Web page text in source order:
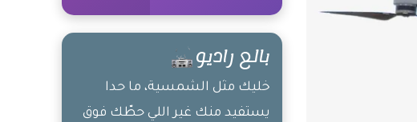
بالع راديو
خليك مثل الشمسية، ما حدا
يستفيد منك غير اللي حطّك فوق